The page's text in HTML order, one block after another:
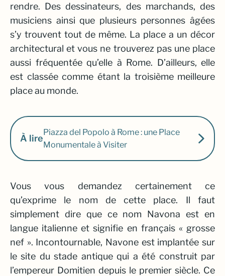
rendre. Des dessinateurs, des marchands, des
musiciens ainsi que plusieurs personnes âgées
s’y trouvent tout de même. La place a un décor
architectural et vous ne trouverez pas une place
aussi fréquentée qu’elle à Rome. D’ailleurs, elle
est classée comme étant la troisième meilleure
place au monde.
À lire
Piazza del Popolo à Rome : une Place
Monumentale à Visiter
Vous vous demandez certainement ce
qu’exprime le nom de cette place. Il faut
simplement dire que ce nom Navona est en
langue italienne et signifie en français « grosse
nef ». Incontournable, Navone est implantée sur
le site du stade antique qui a été construit par
l’empereur Domitien depuis le premier siècle. Ce